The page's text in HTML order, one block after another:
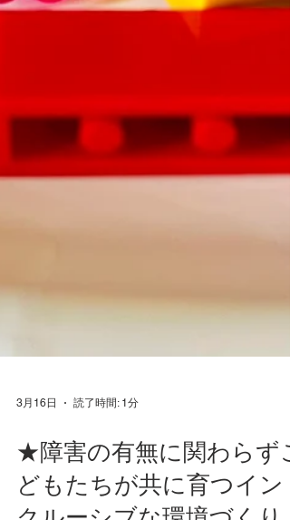
3月16日 読了時間: 1分